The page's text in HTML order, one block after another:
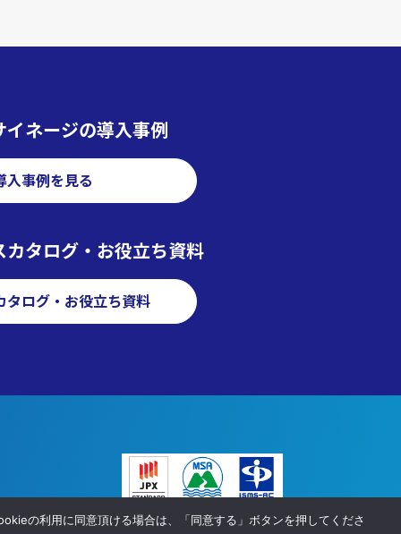
イネージの導入事例
入事例を見る
タログ・お役立ち資料
タログ・お役立ち資料
© AVIX, Inc. All Rights Reserved.
の利用に同意頂ける場合は、「同意する」ボタンを押してくださ